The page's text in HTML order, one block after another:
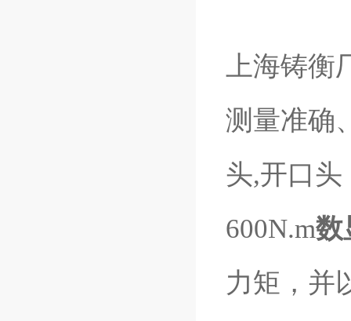
上海铸衡
测量准确
头,开口
600N.m数
力矩，并